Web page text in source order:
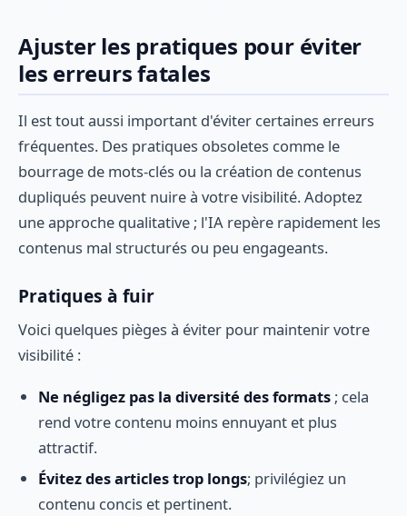
Ajuster les pratiques pour éviter
les erreurs fatales
Il est tout aussi important d'éviter certaines erreurs
fréquentes. Des pratiques obsoletes comme le
bourrage de mots-clés ou la création de contenus
dupliqués peuvent nuire à votre visibilité. Adoptez
une approche qualitative ; l'IA repère rapidement les
contenus mal structurés ou peu engageants.
Pratiques à fuir
Voici quelques pièges à éviter pour maintenir votre
visibilité :
Ne négligez pas la diversité des formats ; cela
rend votre contenu moins ennuyant et plus
attractif.
Évitez des articles trop longs; privilégiez un
contenu concis et pertinent.